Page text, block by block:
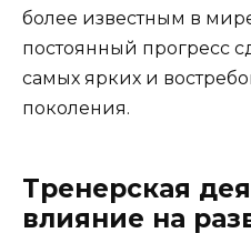
более известным в
постоянный прогресс
самых ярких и
поколения.
Тренерская
влияние на